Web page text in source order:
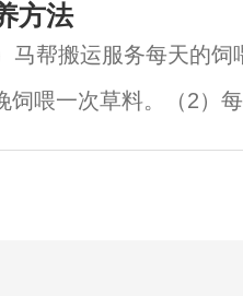
的需要，他们都有着很
头与赶马人之组成马帮
方法
马帮搬运服务每天的饲
饲喂一次草料。（2）
（3）一半的干草料应